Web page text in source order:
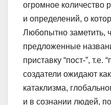
огромное количество
и определений, о
Любопытно заметить,
предложенные
приставку “пост-”, т.е.
создатели ожидают
катаклизма,
и в сознании людей,